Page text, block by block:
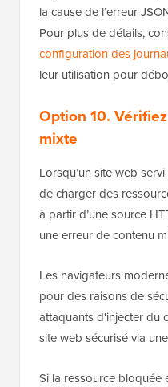
la cause de l’erreur
Pour plus de détails,
configuration des
leur utilisation pour
Option 10.
mixte
Lorsqu’un site web servi
de charger des
à partir d’une source
une erreur de contenu
Les navigateurs
pour des raisons de
attaquants d'injecter du
site web sécurisé via
Si la ressource bloquée